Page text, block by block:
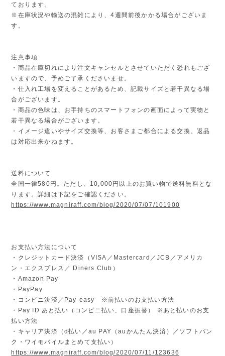
ております。
※在庫状況や輸送の混雑により、4週間前後かかる場合がございま
す。
注意事項
・商品在庫切れにより注文キャンセルとさせていただく恐れもござ
いますので、予めご了承くださいませ。
・仕入れ工場を変えることがあるため、記載サイズと若干異なる場
合がございます。
・商品の色味は、お手持ちのスマートフォンの画面によって実物と
若干異なる場合がございます。
・イメージ違いやサイズ交換等、お客さまご都合による交換、返品
は対応出来かねます。
送料について
全国一律580円。ただし、10,000円以上のお買い物で送料無料とな
ります。詳細は下記をご確認ください。
https://www.magniraff.com/blog/2020/07/07/101900
お支払い方法について
・クレジットカード決済（VISA／Mastercard／JCB／アメリカ
ン・エクスプレス／ Diners Club）
・Amazon Pay
・PayPay
・コンビニ決済／Pay-easy ※前払いのお支払い方法
・Pay ID あと払い（コンビニ払い、口座振替） ※あと払いのお支
払い方法
・キャリア決済（d払い／au PAY（auかんたん決済）／ソフトバン
ク・ワイモバイルまとめて支払い）
https://www.magniraff.com/blog/2020/07/11/123636